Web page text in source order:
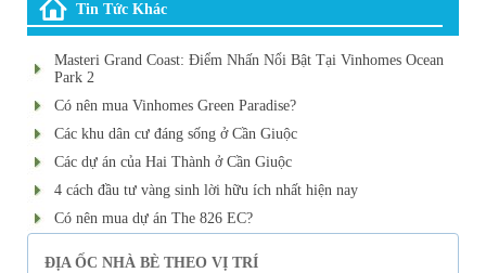
Tin Tức Khác
Masteri Grand Coast: Điểm Nhấn Nổi Bật Tại Vinhomes Ocean
Park 2
Có nên mua Vinhomes Green Paradise?
Các khu dân cư đáng sống ở Cần Giuộc
Các dự án của Hai Thành ở Cần Giuộc
4 cách đầu tư vàng sinh lời hữu ích nhất hiện nay
Có nên mua dự án The 826 EC?
ĐỊA ỐC NHÀ BÈ THEO VỊ TRÍ